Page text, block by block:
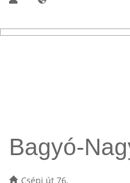
Bagyó-
Csépi út 76.